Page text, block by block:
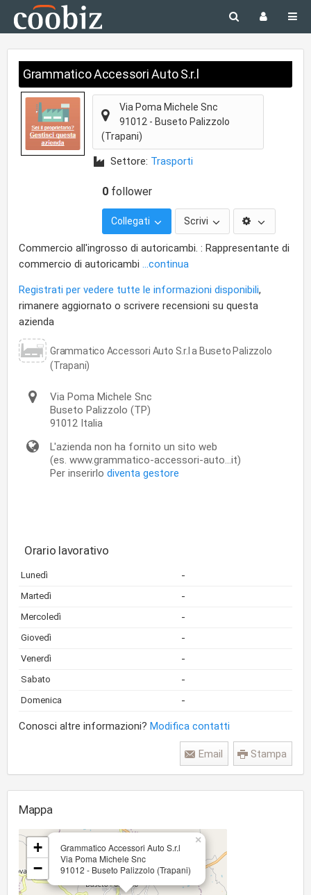
Grammatico Accessori Auto S.r.l
Via Poma Michele Snc
91012 - Buseto Palizzolo
(Trapani)
Settore: Trasporti
0 follower
Collegati Scrivi
Commercio all'ingrosso di autoricambi. : Rappresentante di
commercio di autoricambi ...continua
Registrati per vedere tutte le informazioni disponibili,
rimanere aggiornato o scrivere recensioni su questa
azienda
Grammatico Accessori Auto S.r.l a Buseto Palizzolo
(Trapani)
Via Poma Michele Snc
Buseto Palizzolo (TP)
91012 Italia
L'azienda non ha fornito un sito web
(es. www.grammatico-accessori-auto...it)
Per inserirlo diventa gestore
Orario lavorativo
Lunedì -
Martedì -
Mercoledì -
Giovedì -
Venerdì -
Sabato -
Domenica -
Conosci altre informazioni? Modifica contatti
Stampa
Email
Mappa
Grammatico Accessori Auto S.r.l
Via Poma Michele Snc
91012 - Buseto Palizzolo (Trapani)
×
+
−